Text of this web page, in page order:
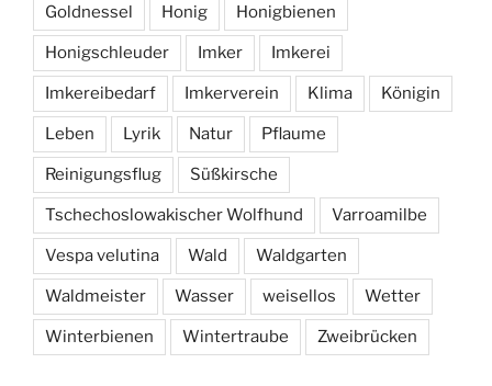
Goldnessel Honig Honigbienen
Honigschleuder Imker Imkerei
Imkereibedarf Imkerverein Klima Königin
Leben Lyrik Natur Pflaume
Reinigungsflug Süßkirsche
Tschechoslowakischer Wolfhund Varroamilbe
Vespa velutina Wald Waldgarten
Waldmeister Wasser weisellos Wetter
Winterbienen Wintertraube Zweibrücken